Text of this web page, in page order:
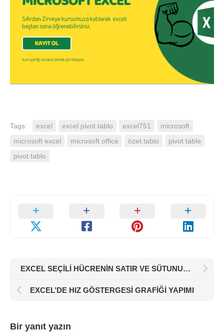
Tags: excel excel pivot tablo excel751
microsoft
microsoft excel
microsoft office özet tablo
pivot table
pivot tablo
EXCEL SEÇİLİ HÜCRENİN SATIR VE SÜTUNUNU BOYAMA
EXCEL’DE HIZ GÖSTERGESİ GRAFİĞİ YAPIMI
Bir yanıt yazın